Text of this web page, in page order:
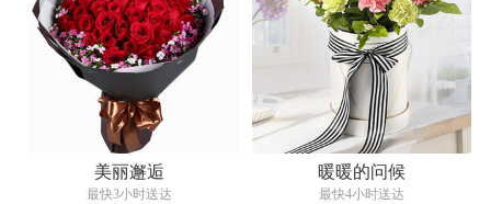
美丽邂逅
最快3小时送达
暖暖的问候
最快4小时送达